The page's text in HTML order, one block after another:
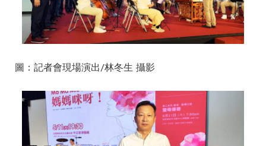
圖：記者會現場演出/林冬生 攝影